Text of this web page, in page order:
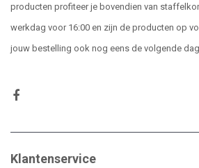
producten profiteer je bovendien van
werkdag voor 16:00 en zijn de producten op
jouw bestelling ook nog eens de volgende dag.
Klantenservice